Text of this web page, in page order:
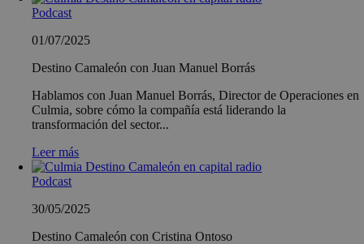
Podcast
01/07/2025
Destino Camaleón con Juan Manuel Borrás
Hablamos con Juan Manuel Borrás, Director de Operaciones en
Culmia, sobre cómo la compañía está liderando la
transformación del sector...
Leer más
Podcast
30/05/2025
Destino Camaleón con Cristina Ontoso